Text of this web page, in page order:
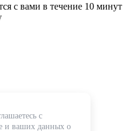
с вами в течение 10 минут
с
и ваших данных о